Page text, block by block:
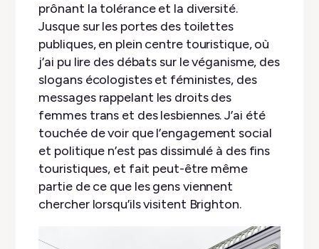
prônant la tolérance et la diversité.
Jusque sur les portes des toilettes
publiques, en plein centre touristique, où
j’ai pu lire des débats sur le véganisme, des
slogans écologistes et féministes, des
messages rappelant les droits des
femmes trans et des lesbiennes. J’ai été
touchée de voir que l’engagement social
et politique n’est pas dissimulé à des fins
touristiques, et fait peut-être même
partie de ce que les gens viennent
chercher lorsqu’ils visitent Brighton.